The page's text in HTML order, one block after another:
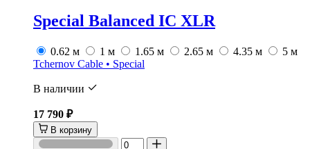
Special Balanced IC XLR
0.62 м 1 м 1.65 м 2.65 м 4.35 м
5 м
Tchernov Cable • Special
В наличии
17 790 ₽
В корзину